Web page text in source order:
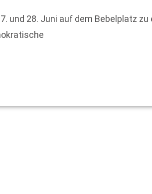
und 28. Juni auf dem Bebelplatz zu